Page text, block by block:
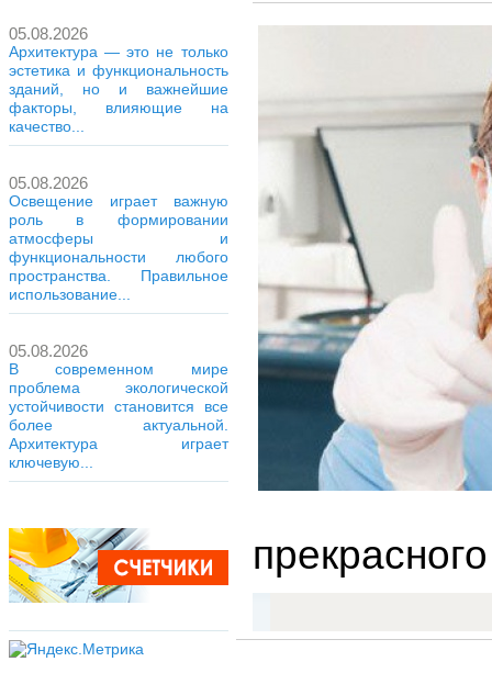
05.08.2026
Архитектура — это не только
эстетика и функциональность
зданий, но и важнейшие
факторы, влияющие на
качество...
05.08.2026
Освещение играет важную
роль в формировании
атмосферы и
функциональности любого
пространства. Правильное
использование...
05.08.2026
В современном мире
проблема экологической
устойчивости становится все
более актуальной.
Архитектура играет
ключевую...